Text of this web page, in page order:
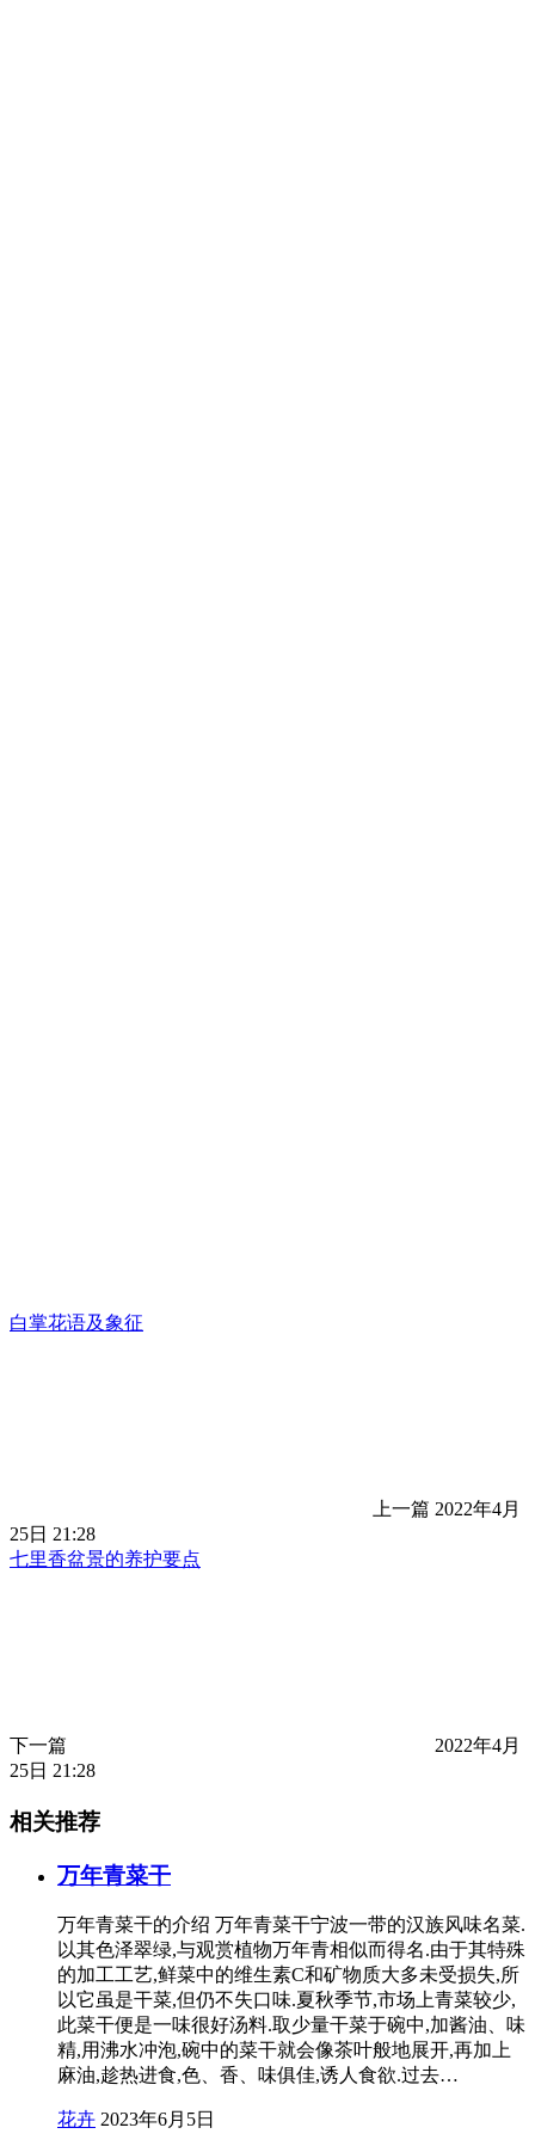
白掌花语及象征
上一篇 2022年4月
25日 21:28
七里香盆景的养护要点
下一篇
2022年4月
25日 21:28
相关推荐
万年青菜干
万年青菜干的介绍 万年青菜干宁波一带的汉族风味名菜.
以其色泽翠绿,与观赏植物万年青相似而得名.由于其特殊
的加工工艺,鲜菜中的维生素C和矿物质大多未受损失,所
以它虽是干菜,但仍不失口味.夏秋季节,市场上青菜较少,
此菜干便是一味很好汤料.取少量干菜于碗中,加酱油、味
精,用沸水冲泡,碗中的菜干就会像茶叶般地展开,再加上
麻油,趁热进食,色、香、味俱佳,诱人食欲.过去…
花卉 2023年6月5日